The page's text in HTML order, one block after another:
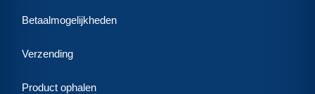
Betaalmogelijkheden
Verzending
Product ophalen